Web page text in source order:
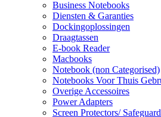
Business Notebooks
Diensten & Garanties
Dockingoplossingen
Draagtassen
E-book Reader
Macbooks
Notebook (non Categorised)
Notebooks Voor Thuis
Overige Accessoires
Power Adapters
Screen Protectors/